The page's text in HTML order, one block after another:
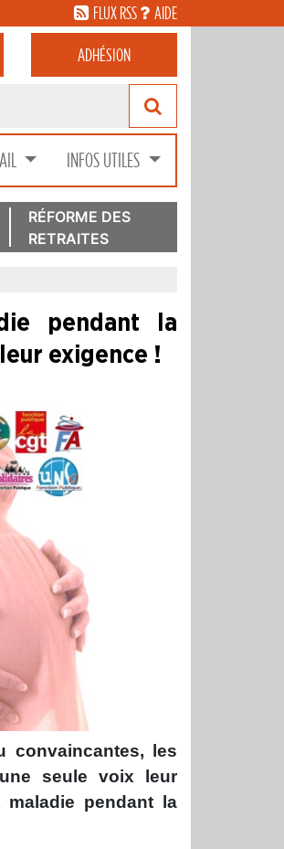
FLUX RSS AIDE
ADHÉSION
INFOS UTILES
RÉFORME DES
RETRAITES
pendant la
exigence !
convaincantes, les
seule voix leur
pendant la